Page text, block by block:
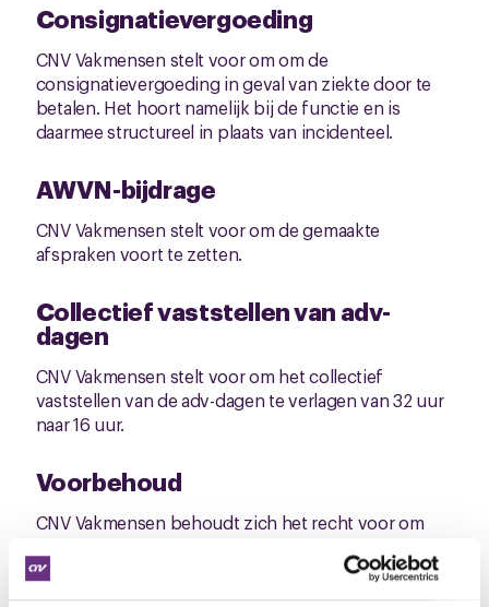
Consignatievergoeding
CNV Vakmensen stelt voor om om de
consignatievergoeding in geval van ziekte door te
betalen. Het hoort namelijk bij de functie en is
daarmee structureel in plaats van incidenteel.
AWVN-bijdrage
CNV Vakmensen stelt voor om de gemaakte
afspraken voort te zetten.
Collectief vaststellen van adv-
dagen
CNV Vakmensen stelt voor om het collectief
vaststellen van de adv-dagen te verlagen van 32 uur
naar 16 uur.
Voorbehoud
CNV Vakmensen behoudt zich het recht voor om
trekken dan met aanvullende of gewijzigde
voorstellen te komen.